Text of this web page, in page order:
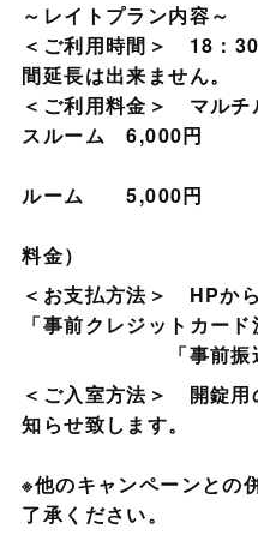
～レイトプラン内容～
＜ご利用時間＞ 18：
間延長は出来ません。
＜ご利用料金＞ マルチ
スルーム 6,000円
5F7Fミ
ルーム 5,000円
（平日
料金）
＜お支払方法＞ HPか
「事前クレジットカー
「事前振込」の
＜ご入室方法＞ 開錠用
知らせ致します。
※他のキャンペーンとの
了承ください。